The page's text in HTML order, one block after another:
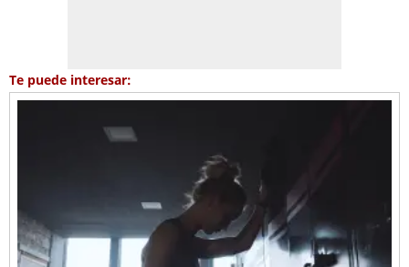
Te puede interesar: